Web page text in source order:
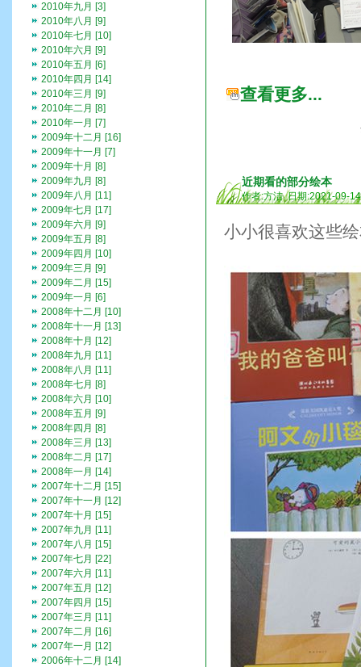
查看更多...
近期看的部分绘本
作者:方洁 日期:2021-09-14
小小很喜欢这些
2010年九月 [3]
2010年八月 [9]
2010年七月 [10]
2010年六月 [9]
2010年五月 [6]
2010年四月 [14]
2010年三月 [9]
2010年二月 [8]
2010年一月 [7]
2009年十二月 [16]
2009年十一月 [7]
2009年十月 [8]
2009年九月 [8]
2009年八月 [11]
2009年七月 [17]
2009年六月 [9]
2009年五月 [8]
2009年四月 [10]
2009年三月 [9]
2009年二月 [15]
2009年一月 [6]
2008年十二月 [10]
2008年十一月 [13]
2008年十月 [12]
2008年九月 [11]
2008年八月 [11]
2008年七月 [8]
2008年六月 [10]
2008年五月 [9]
2008年四月 [8]
2008年三月 [13]
2008年二月 [17]
2008年一月 [14]
2007年十二月 [15]
2007年十一月 [12]
2007年十月 [15]
2007年九月 [11]
2007年八月 [15]
2007年七月 [22]
2007年六月 [11]
2007年五月 [12]
2007年四月 [15]
2007年三月 [11]
2007年二月 [16]
2007年一月 [12]
2006年十二月 [14]